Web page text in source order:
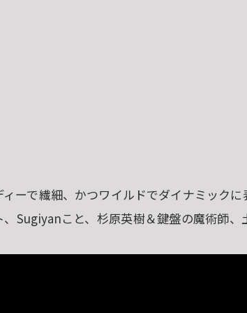
ーで繊細、かつワイルドでダイナミック
Sugiyanこと、杉原英樹＆鍵盤の魔術師